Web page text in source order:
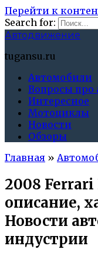
Перейти к
Search for:
Автодвижение
tugansu.ru
Автомобили
Вопросы про
Интересное
Мотоциклы
Новости
Обзоры
Главная »
2008
описание,
Новости
индустрии